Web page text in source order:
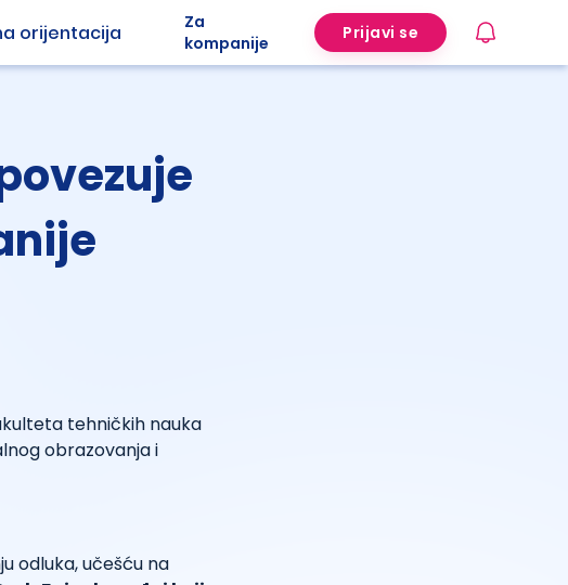
orijentacija
Za
kompanije
Prijavi se
tehničkih nauka
obrazovanja i
odluka, učešću na